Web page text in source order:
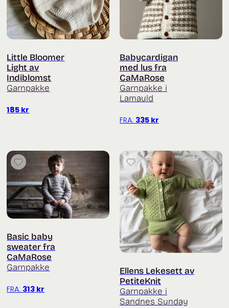
Little Bloomer
Light av
Indiblomst
Garnpakke
185 kr
Babycardigan
med lus fra
CaMaRose
Garnpakke i
Lamauld
FRA: 335 kr
Basic baby
sweater fra
CaMaRose
Garnpakke
FRA: 313 kr
Ellens Lekesett av
PetiteKnit
Garnpakke i
Sandnes Sunday